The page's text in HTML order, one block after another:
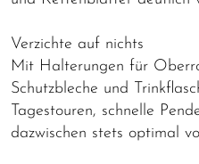
Verzichte auf nichts
Mit Halterungen für
Schutzbleche und
Tagestouren, schnelle
dazwischen stets optimal